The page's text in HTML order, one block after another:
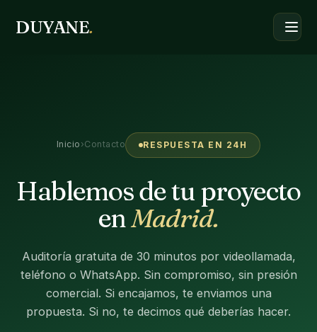
DUYANE.
Inicio ›Contacto RESPUESTA EN 24H
Hablemos de tu proyecto
enMadrid.
Auditoría gratuita de 30 minutos por videollamada,
teléfono o WhatsApp. Sin compromiso, sin presión
comercial. Si encajamos, te enviamos una
propuesta. Si no, te decimos qué deberías hacer.